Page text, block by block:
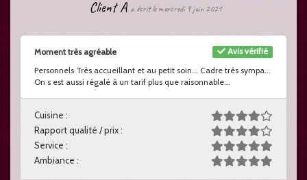
Client A a écrit le mercredi 9 juin 2021
Avis vérifié
Moment très agréable
Personnels Très accueillant et au petit soin... Cadre très sympa...
On s est aussi régalé à un tarif plus que raisonnable...
Cuisine :
Rapport qualité / prix :
Service :
Ambiance :